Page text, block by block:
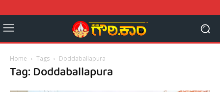
Home Tags Doddaballapura
Tag: Doddaballapura